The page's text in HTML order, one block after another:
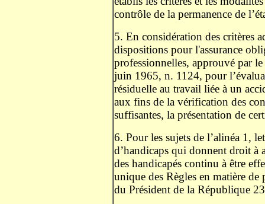
contrôle de la permanence de
5. En considération des critères
dispositions pour l'assurance
professionnelles, approuvé par
juin 1965, n. 1124, pour
résiduelle au travail liée à un
aux fins de la vérification des
suffisantes, la présentation de
6. Pour les sujets de l’alinéa 1,
d’handicaps qui donnent droit à
des handicapés continu à être
unique des Règles en matière
du Président de la République